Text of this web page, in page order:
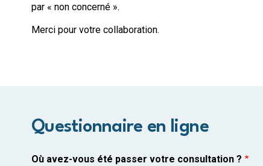
par « non concerné ».
Merci pour votre collaboration.
Questionnaire en ligne
Où avez-vous été passer votre consultation ?